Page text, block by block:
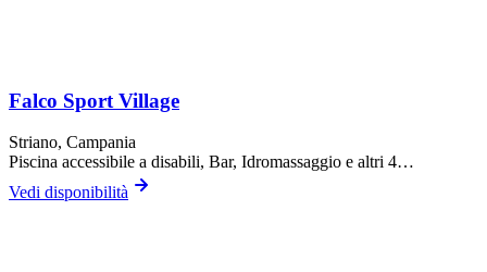
Falco Sport Village
Striano, Campania
Piscina accessibile a disabili, Bar, Idromassaggio e altri 4…
Vedi disponibilità